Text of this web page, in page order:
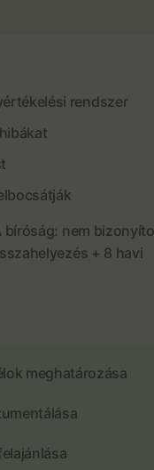
rendszer
bíróság: nem
+ 8 havi
meghatározása